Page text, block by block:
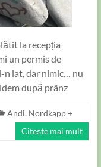
la recepția
un permis de
n lat, dar nimic… nu
după prânz
Andi, Nordkapp +
Citește mai mult